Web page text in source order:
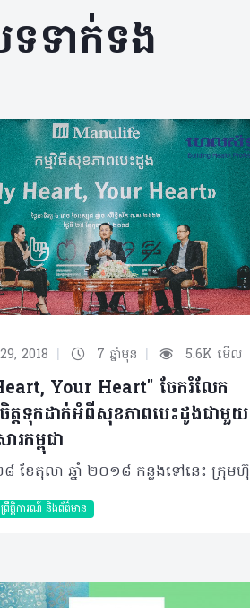
ទទាក់ទង
2018 | 7 ឆ្នាំមុន | 5.6K មើល
Your Heart" ចែករំលែក
ត្តទុកដាក់អំពីសុខភាពបេះដូងជាមួយ
រកម្ពុជា
ព្រឹត្តិការណ៍ និងព័ត៌មាន